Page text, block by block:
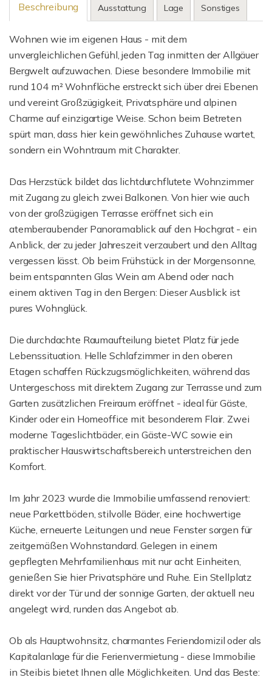
Beschreibung Ausstattung Lage Sonstiges
Wohnen wie im eigenen Haus - mit dem
unvergleichlichen Gefühl, jeden Tag inmitten der Allgäuer
Bergwelt aufzuwachen. Diese besondere Immobilie mit
rund 104 m² Wohnfläche erstreckt sich über drei Ebenen
und vereint Großzügigkeit, Privatsphäre und alpinen
Charme auf einzigartige Weise. Schon beim Betreten
spürt man, dass hier kein gewöhnliches Zuhause wartet,
sondern ein Wohntraum mit Charakter.
Das Herzstück bildet das lichtdurchflutete Wohnzimmer
mit Zugang zu gleich zwei Balkonen. Von hier wie auch
von der großzügigen Terrasse eröffnet sich ein
atemberaubender Panoramablick auf den Hochgrat - ein
Anblick, der zu jeder Jahreszeit verzaubert und den Alltag
vergessen lässt. Ob beim Frühstück in der Morgensonne,
beim entspannten Glas Wein am Abend oder nach
einem aktiven Tag in den Bergen: Dieser Ausblick ist
pures Wohnglück.
Die durchdachte Raumaufteilung bietet Platz für jede
Lebenssituation. Helle Schlafzimmer in den oberen
Etagen schaffen Rückzugsmöglichkeiten, während das
Untergeschoss mit direktem Zugang zur Terrasse und zum
Garten zusätzlichen Freiraum eröffnet - ideal für Gäste,
Kinder oder ein Homeoffice mit besonderem Flair. Zwei
moderne Tageslichtbäder, ein Gäste-WC sowie ein
praktischer Hauswirtschaftsbereich unterstreichen den
Komfort.
Im Jahr 2023 wurde die Immobilie umfassend renoviert:
neue Parkettböden, stilvolle Bäder, eine hochwertige
Küche, erneuerte Leitungen und neue Fenster sorgen für
zeitgemäßen Wohnstandard. Gelegen in einem
gepflegten Mehrfamilienhaus mit nur acht Einheiten,
genießen Sie hier Privatsphäre und Ruhe. Ein Stellplatz
direkt vor der Tür und der sonnige Garten, der aktuell neu
angelegt wird, runden das Angebot ab.
Ob als Hauptwohnsitz, charmantes Feriendomizil oder als
Kapitalanlage für die Ferienvermietung - diese Immobilie
in Steibis bietet Ihnen alle Möglichkeiten. Und das Beste: